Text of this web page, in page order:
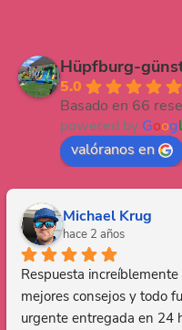
Hüpfburg-
5.0
Basado en 66
powered by Googl
valóranos en
Michael Krug
hace 2 años
Respuesta
mejores consejos y todo
urgente entregada en 24